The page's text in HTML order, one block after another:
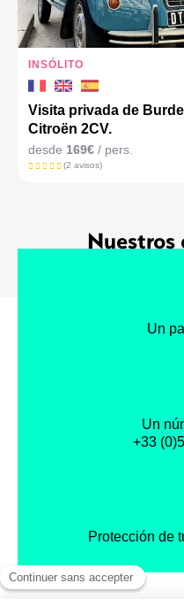
INSÓLITO
Visita privada de
Citroën 2CV.
desde 169€ / pers.
(2 avisos)
Nuestros
Un
Un
+33
Protección de